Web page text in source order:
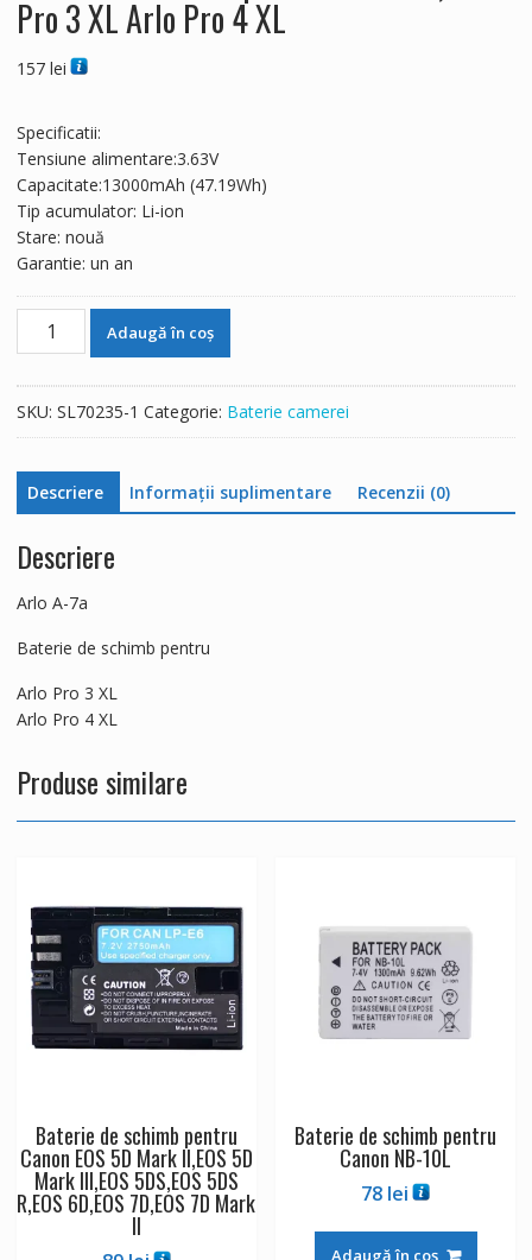
Pro 3 XL Arlo Pro 4 XL
157 lei
Specificatii:
Tensiune alimentare:3.63V
Capacitate:13000mAh (47.19Wh)
Tip acumulator: Li-ion
Stare: nouă
Garantie: un an
Cantitate
Baterie
pentru
A-
7a,Arlo
3
Arlo
4
XL
Adaugă în coș
SKU: SL70235-1 Categorie: Baterie camerei
Descriere Informații suplimentare Recenzii (0)
Descriere
Arlo A-7a
Baterie de schimb pentru
Arlo Pro 3 XL
Arlo Pro 4 XL
Produse similare
Baterie de schimb pentru
Canon EOS 5D Mark II,EOS 5D
Mark III,EOS 5DS,EOS 5DS
R,EOS 6D,EOS 7D,EOS 7D Mark
II
Baterie de schimb pentru
Canon NB-10L
78 lei
Adaugă în coș